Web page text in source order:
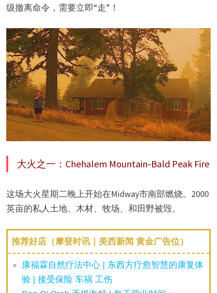
级撤离命令，需要立即“走”！
大火之一：Chehalem Mountain-Bald Peak Fire
这场大火星期二晚上开始在Midway市南部燃烧。2000
英亩的私人土地、木材、牧场、和田野被毁。
推荐好店（摩登时讯｜美西新闻 黄金广告位）
康福霖自然疗法中心 | 东西方疗愈智慧的康复体
验 | 接受保险 车祸 工伤